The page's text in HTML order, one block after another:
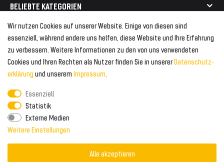
Wir nutzen Cookies auf unserer Website. Einige von diesen sind
essenziell, während andere uns helfen, diese Website und Ihre Erfahrung
zu verbessern. Weitere Informationen zu den von uns verwendeten
Cookies und Ihren Rechten als Nutzer finden Sie in unsererDaten­schutz­
erklärung und unserem Impressum.
Essenziell
Statistik
Externe Medien
Weitere Einstellungen
Alle akzeptieren
Geeignet für Mercedes
Geeignet für Audi
BELIEBTE KATEGORIEN
Frontspoiler
Heckspoiler
Kabelbäume
Kühlergrill
FOLGEN SIE UNS AUF
Tuning Fanatics
ZAHLUNG & VERSAND
Zahlungsanbieter
Versand & Zahlung
WELTWEITER VERSAND
© 2026 Tuning Fanatics